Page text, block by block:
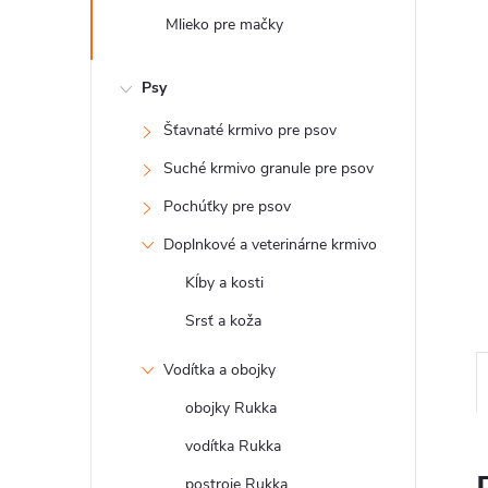
Mlieko pre mačky
Psy
Šťavnaté krmivo pre psov
Suché krmivo granule pre psov
Pochúťky pre psov
Doplnkové a veterinárne krmivo
Kĺby a kosti
Srsť a koža
Vodítka a obojky
obojky Rukka
vodítka Rukka